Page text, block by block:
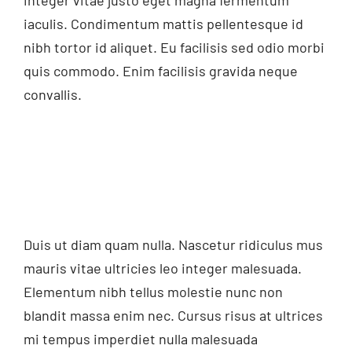
iaculis. Condimentum mattis pellentesque id
nibh tortor id aliquet. Eu facilisis sed odio morbi
quis commodo. Enim facilisis gravida neque
convallis.
Duis ut diam quam nulla. Nascetur ridiculus mus
mauris vitae ultricies leo integer malesuada.
Elementum nibh tellus molestie nunc non
blandit massa enim nec. Cursus risus at ultrices
mi tempus imperdiet nulla malesuada